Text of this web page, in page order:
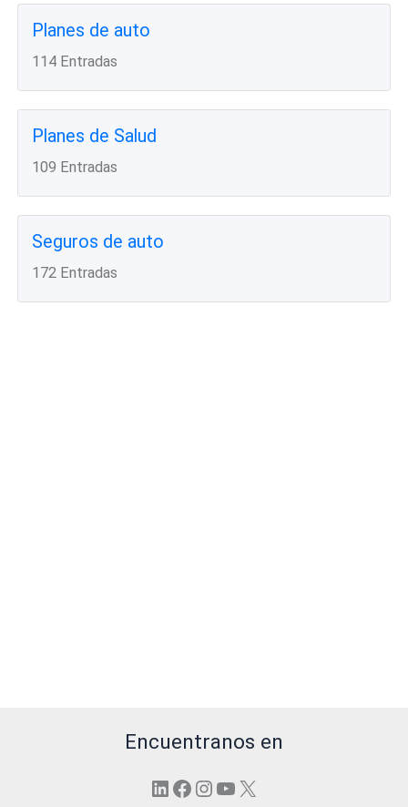
Planes de auto
114 Entradas
Planes de Salud
109 Entradas
Seguros de auto
172 Entradas
Encuentranos en
LinkedIn
Facebook
Instagram
YouTube
X